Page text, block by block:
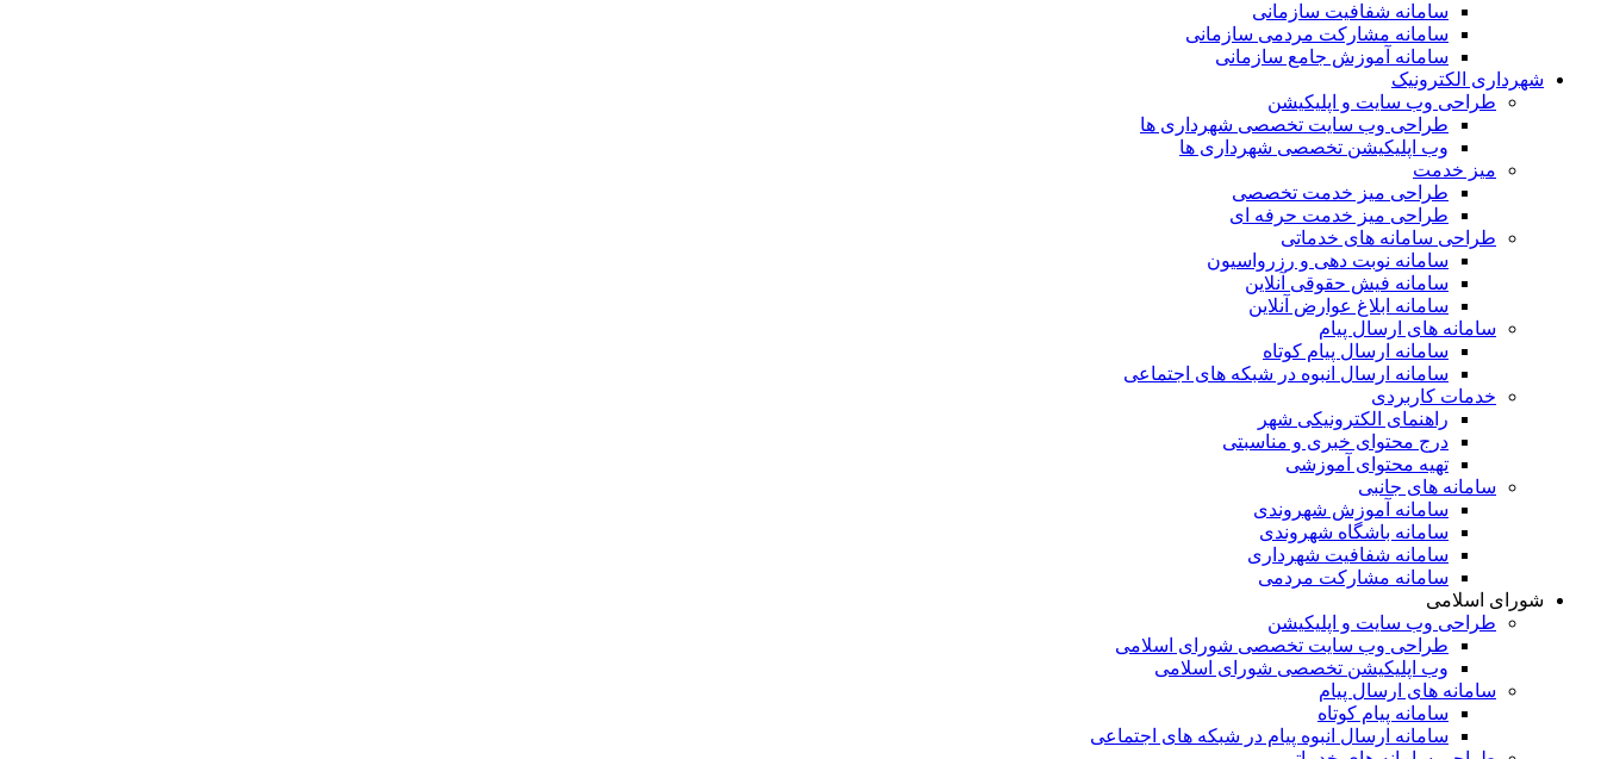
سامانه شفافیت سازمانی
سامانه مشارکت مردمی سازمانی
سامانه آموزش جامع سازمانی
شهرداری الکترونیک
طراحی وب سایت و اپلیکیشن
طراحی وب سایت تخصصی شهرداری ها
وب اپلیکیشن تخصصی شهرداری ها
میز خدمت
طراحی میز خدمت تخصصی
طراحی میز خدمت حرفه ای
طراحی سامانه های خدماتی
سامانه نوبت دهی و رزرواسیون
سامانه فیش حقوقی آنلاین
سامانه ابلاغ عوارض آنلاین
سامانه های ارسال پیام
سامانه ارسال پیام کوتاه
سامانه ارسال انبوه در شبکه های اجتماعی
خدمات کاربردی
راهنمای الکترونیکی شهر
درج محتوای خبری و مناسبتی
تهیه محتوای آموزشی
سامانه های جانبی
سامانه آموزش شهروندی
سامانه باشگاه شهروندی
سامانه شفافیت شهرداری
سامانه مشارکت مردمی
شورای اسلامی
طراحی وب سایت و اپلیکیشن
طراحی وب سایت تخصصی شورای اسلامی
وب اپلیکیشن تخصصی شورای اسلامی
سامانه های ارسال پیام
سامانه پیام کوتاه
سامانه ارسال انبوه پیام در شبکه های اجتماعی